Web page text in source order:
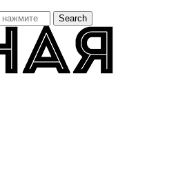
Search